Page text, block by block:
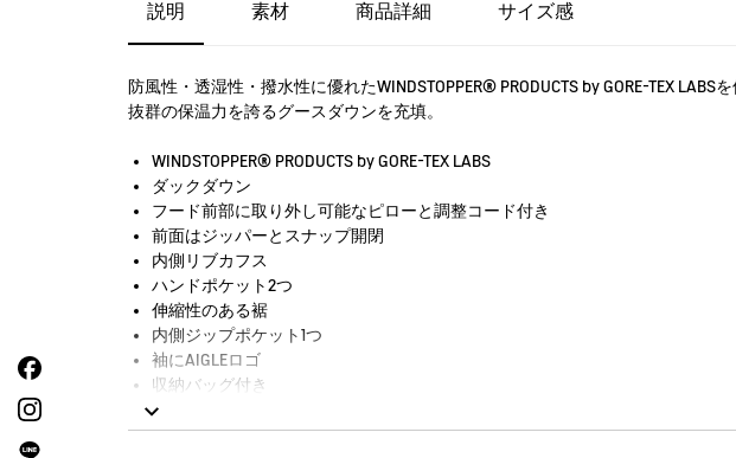
説明 素材 商品詳細 サイズ感
防風性・透湿性・撥水性に優れたWINDSTOPPER® PRODUCTS by GORE-TEX
抜群の保温力を誇るグースダウンを充填。
WINDSTOPPER® PRODUCTS by GORE-TEX LABS
ダックダウン
フード前部に取り外し可能なピローと調整コード付き
前面はジッパーとスナップ開閉
内側リブカフス
ハンドポケット2つ
伸縮性のある裾
内側ジップポケット1つ
袖にAIGLEロゴ
収納バッグ付き
AIGLE FOR TOMORROW（再生素材や環境に配慮した生産背景を持つ商品）